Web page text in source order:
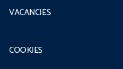
VACANCIES
COOKIES